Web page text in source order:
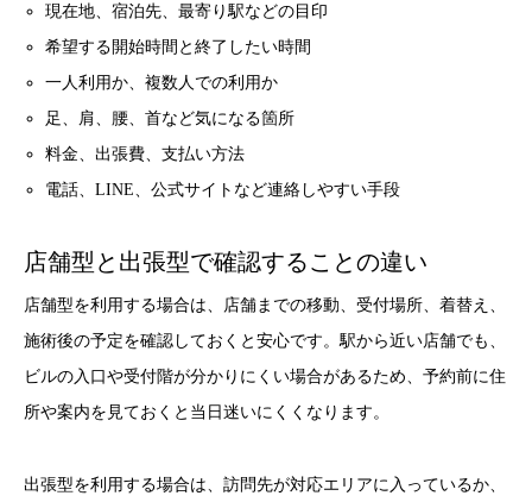
現在地、宿泊先、最寄り駅などの目印
希望する開始時間と終了したい時間
一人利用か、複数人での利用か
足、肩、腰、首など気になる箇所
料金、出張費、支払い方法
電話、LINE、公式サイトなど連絡しやすい手段
店舗型と出張型で確認することの違い
店舗型を利用する場合は、店舗までの移動、受付場所、着替え、
施術後の予定を確認しておくと安心です。駅から近い店舗でも、
ビルの入口や受付階が分かりにくい場合があるため、予約前に住
所や案内を見ておくと当日迷いにくくなります。
出張型を利用する場合は、訪問先が対応エリアに入っているか、